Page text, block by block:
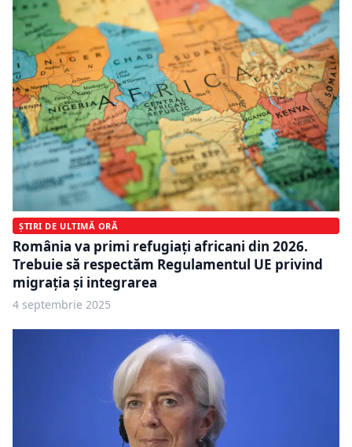
ȘTIRI DE ULTIMĂ ORĂ
România va primi refugiați africani din 2026.
Trebuie să respectăm Regulamentul UE privind
migrația și integrarea
4 septembrie 2025